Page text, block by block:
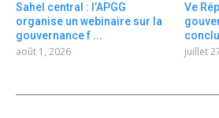
Sahel central : l’APGG
organise un webinaire sur la
gouvernance f ...
août 1, 2026
Ve
juillet